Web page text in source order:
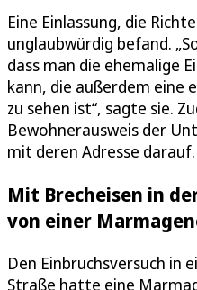
Eine Einlassung, die
unglaubwürdig befand.
dass man die ehemalige
kann, die außerdem eine
zu sehen ist“, sagte sie.
Bewohnerausweis der
mit deren Adresse darauf.
Mit Brecheisen in
von einer
Den Einbruchsversuch in
Straße hatte eine